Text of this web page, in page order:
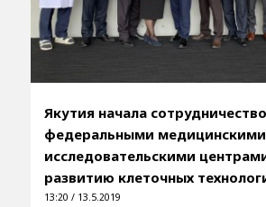
Якутия начала
федеральными медицинскими
исследовательскими
развитию клеточных
13:20 / 13.5.2019